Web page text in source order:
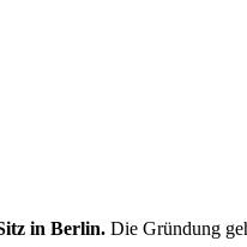
in Berlin. Die Gründung